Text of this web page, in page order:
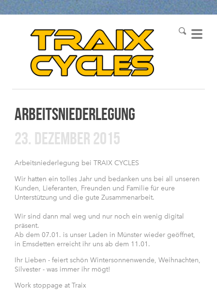
ARBEITSNIEDERLEGUNG
23. DEZEMBER 2015
Arbeitsniederlegung bei TRAIX CYCLES
Wir hatten ein tolles Jahr und bedanken uns bei all unseren
Kunden, Lieferanten, Freunden und Familie für eure
Unterstützung und die gute Zusammenarbeit.
Wir sind dann mal weg und nur noch ein wenig digital
präsent.
Ab dem 07.01. is unser Laden in Münster wieder geöffnet,
in Emsdetten erreicht ihr uns ab dem 11.01.
Ihr Lieben - feiert schön Wintersonnenwende, Weihnachten,
Silvester - was immer ihr mögt!
Work stoppage at Traix